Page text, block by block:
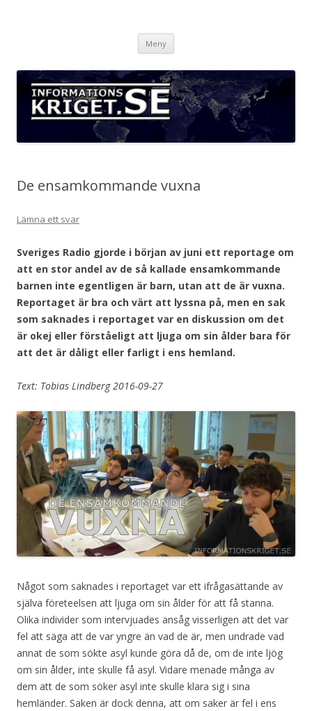
Meny
De ensamkommande vuxna
Lämna ett svar
Sveriges Radio gjorde i början av juni ett reportage om
att en stor andel av de så kallade ensamkommande
barnen inte egentligen är barn, utan att de är vuxna.
Reportaget är bra och värt att lyssna på, men en sak
som saknades i reportaget var en diskussion om det
är okej eller förståeligt att ljuga om sin ålder bara för
att det är dåligt eller farligt i ens hemland.
Text: Tobias Lindberg 2016-09-27
Något som saknades i reportaget var ett ifrågasättande av
själva företeelsen att ljuga om sin ålder för att få stanna.
Olika individer som intervjuades ansåg visserligen att det var
fel att säga att de var yngre än vad de är, men undrade vad
annat de som sökte asyl kunde göra då de, om de inte ljög
om sin ålder, inte skulle få asyl. Vidare menade många av
dem att de som söker asyl inte skulle klara sig i sina
hemländer. Saken är dock denna, att om saker är fel i ens